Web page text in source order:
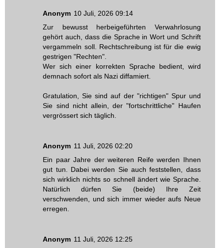
Anonym 10 Juli, 2026 09:14
Zur bewusst herbeigeführten Verwahrlosung
gehört auch, dass die Sprache in Wort und Schrift
vergammeln soll. Rechtschreibung ist für die ewig
gestrigen "Rechten".
Wer sich einer korrekten Sprache bedient, wird
demnach sofort als Nazi diffamiert.
Gratulation, Sie sind auf der "richtigen" Spur und
Sie sind nicht allein, der "fortschrittliche" Haufen
vergrössert sich täglich.
Anonym 11 Juli, 2026 02:20
Ein paar Jahre der weiteren Reife werden Ihnen
gut tun. Dabei werden Sie auch feststellen, dass
sich wirklich nichts so schnell ändert wie Sprache.
Natürlich dürfen Sie (beide) Ihre Zeit
verschwenden, und sich immer wieder aufs Neue
erregen.
Anonym 11 Juli, 2026 12:25